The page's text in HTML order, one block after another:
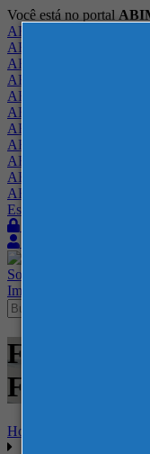
Você está no portal
ABIMAQ Brasil
ABIMAQ Minas Gerais
ABIMAQ Norte-Nordeste
ABIMAQ Paraná
ABIMAQ Piracicaba
ABIMAQ Ribeirão Preto
ABIMAQ Rio de Janeiro
ABIMAQ Rio Grande do
ABIMAQ Santa Catarina
ABIMAQ São Paulo
ABIMAQ Vale do
Escritório de Relações
Sobre
Imprensa
Feiras -
Feira
Home